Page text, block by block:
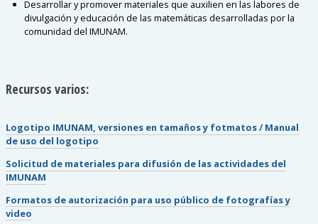
Desarrollar y promover materiales que auxilien en las labores de
divulgación y educación de las matemáticas desarrolladas por la
comunidad del IMUNAM.
Recursos varios:
Logotipo IMUNAM, versiones en tamaños y fotmatos / Manual
de uso del logotipo
Solicitud de materiales para difusión de las actividades del
IMUNAM
Formatos de autorización para uso público de fotografías y
video